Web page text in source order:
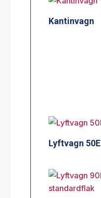
Kantinvagn
Lyftvagn 50E